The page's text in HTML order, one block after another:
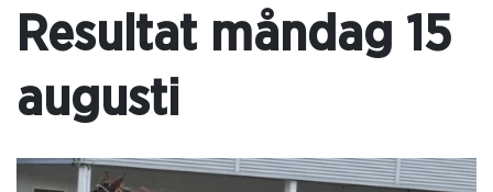
Resultat måndag 15
augusti